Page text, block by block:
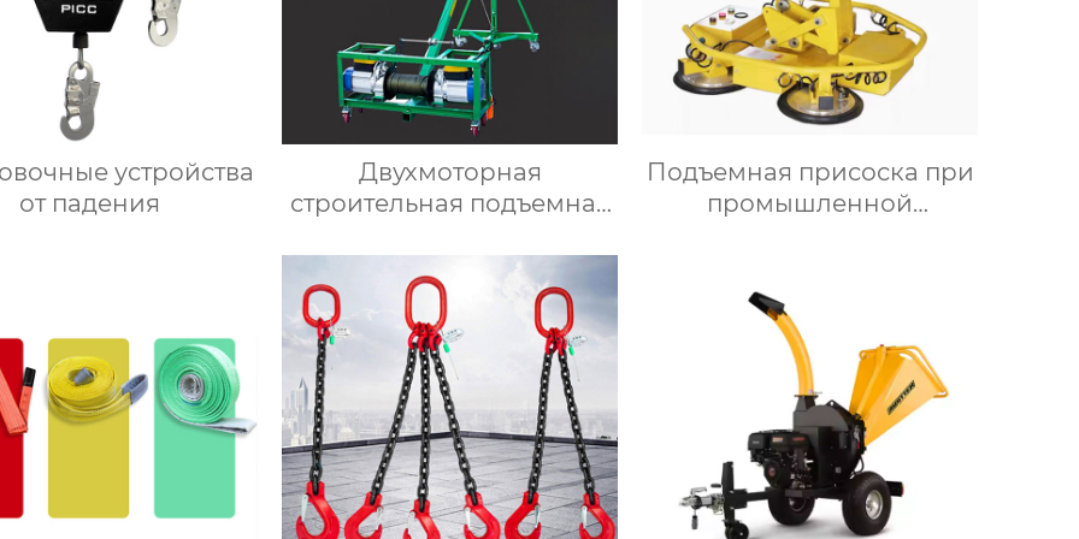
устройства
от падения
Двухмоторная
строительная подъемная
Подъемная присоска при
промышленной